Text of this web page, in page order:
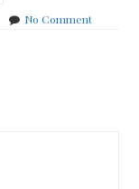
No Commenton